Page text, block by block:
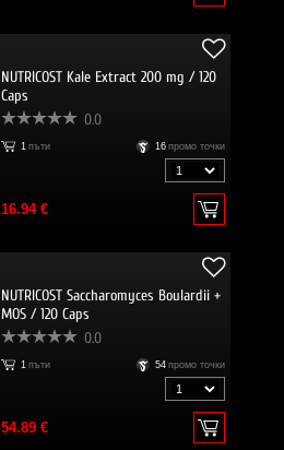
NUTRICOST Kale Extract 200 mg / 120
Caps
0.0
1 пъти 16 промо точки
16.94 €
NUTRICOST Saccharomyces Boulardii +
MOS / 120 Caps
0.0
1 пъти 54 промо точки
54.89 €